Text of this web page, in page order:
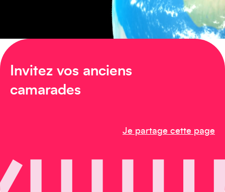
Invitez vos anciens
camarades
Je partage cette page
Amérique du Sud